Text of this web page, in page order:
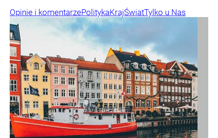
Opinie i komentarzePolitykaKrajŚwiatTylko u Nas